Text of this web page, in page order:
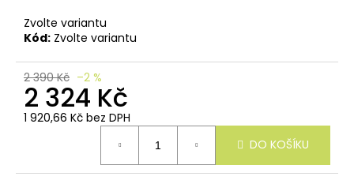
Zvolte variantu
Kód: Zvolte variantu
2 390 Kč –2 %
2 324 Kč
1 920,66 Kč bez DPH
DO KOŠÍKU
D
o
p
o
u
e